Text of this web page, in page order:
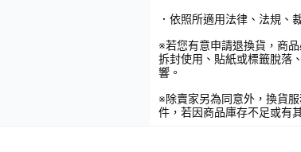
．依照所適用法律、法規、
※若您有意申請退換貨，商
拆封使用、貼紙或標籤脫落
響。
※除賣家另為同意外，換貨
件，若因商品庫存不足或有